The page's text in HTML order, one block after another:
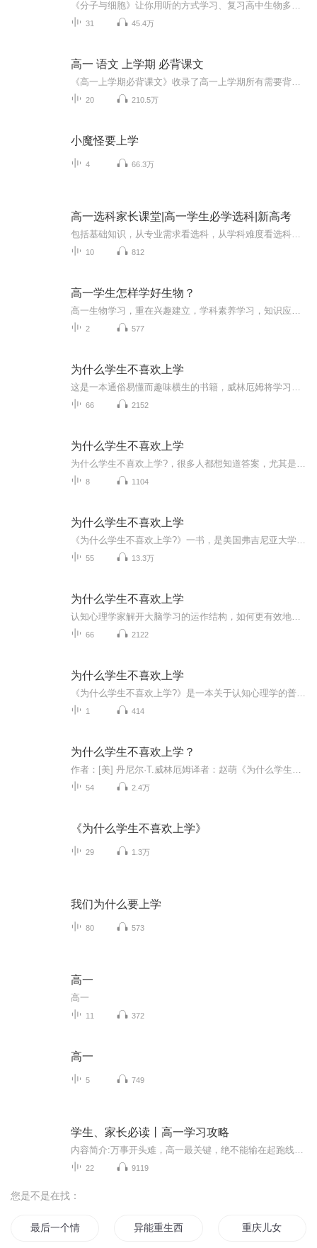
31 45.4万
高一 语文 上学期 必背课文
20 210.5万
小魔怪要上学
4 66.3万
高一选科家长课堂|高一学生必学选科|新高考
10 812
高一学生怎样学好生物？
2 577
为什么学生不喜欢上学
66 2152
为什么学生不喜欢上学
8 1104
为什么学生不喜欢上学
55 13.3万
为什么学生不喜欢上学
66 2122
为什么学生不喜欢上学
1 414
为什么学生不喜欢上学？
54 2.4万
《为什么学生不喜欢上学》
29 1.3万
我们为什么要上学
80 573
高一
高一
11 372
高一
5 749
学生、家长必读丨高一学习攻略
22 9119
您是不是在找：
最后一个情人节 异能重生西门庆 重庆儿女